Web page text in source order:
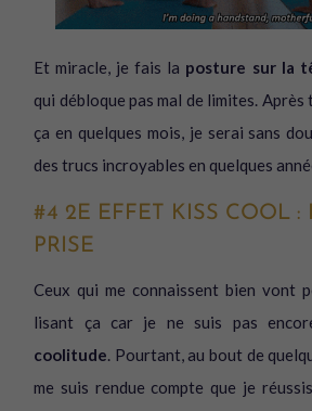
Et miracle, je fais la posture sur la
qui débloque pas mal de limites.
ça en quelques mois, je serai sans
des trucs incroyables en quelques
#4 2E EFFET KISS COOL :
PRISE
Ceux qui me connaissent bien vont
lisant ça car je ne suis pas
coolitude . Pourtant, au bout de
me suis rendue compte que je